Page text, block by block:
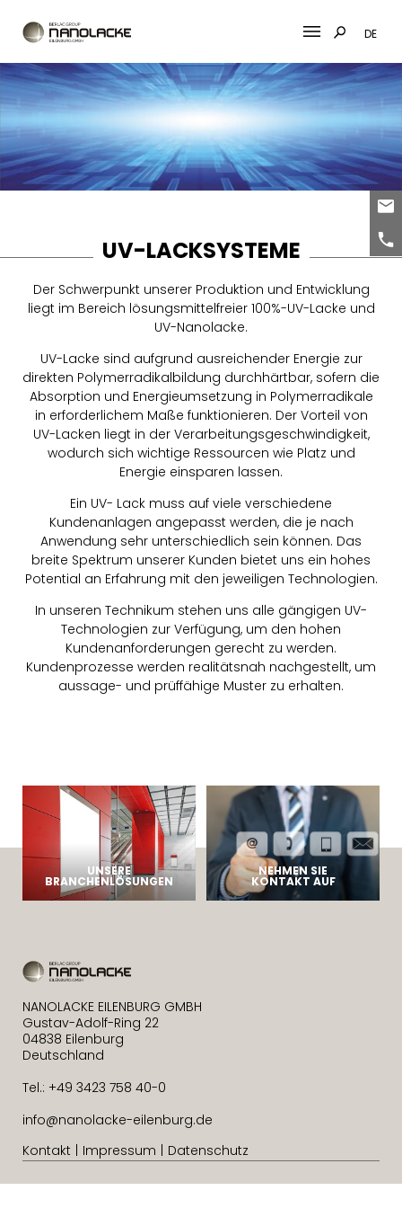
Skip
to
content
DE
UV-LACKSYSTEME
Der Schwerpunkt unserer Produktion und Entwicklung
liegt im Bereich lösungsmittelfreier 100%-UV-Lacke und
UV-Nanolacke.
UV-Lacke sind aufgrund ausreichender Energie zur
direkten Polymerradikalbildung durchhärtbar, sofern die
Absorption und Energieumsetzung in Polymerradikale
in erforderlichem Maße funktionieren. Der Vorteil von
UV-Lacken liegt in der Verarbeitungsgeschwindigkeit,
wodurch sich wichtige Ressourcen wie Platz und
Energie einsparen lassen.
Ein UV- Lack muss auf viele verschiedene
Kundenanlagen angepasst werden, die je nach
Anwendung sehr unterschiedlich sein können. Das
breite Spektrum unserer Kunden bietet uns ein hohes
Potential an Erfahrung mit den jeweiligen Technologien.
In unseren Technikum stehen uns alle gängigen UV-
Technologien zur Verfügung, um den hohen
Kundenanforderungen gerecht zu werden.
Kundenprozesse werden realitätsnah nachgestellt, um
aussage- und prüffähige Muster zu erhalten.
UNSERE
BRANCHENLÖSUNGEN
NEHMEN SIE
KONTAKT AUF
NANOLACKE EILENBURG GMBH
Gustav-Adolf-Ring 22
04838 Eilenburg
Deutschland
Tel.: +49 3423 758 40-0
info@nanolacke-eilenburg.de
Kontakt
Impressum Datenschutz